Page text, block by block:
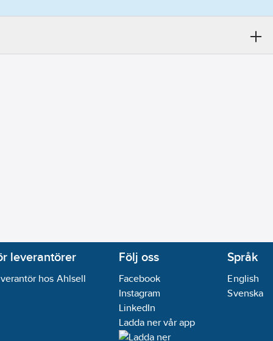
leverantörer
hos Ahlsell
Följ oss
Facebook
Instagram
LinkedIn
Ladda ner vår app
Språk
English
Svenska